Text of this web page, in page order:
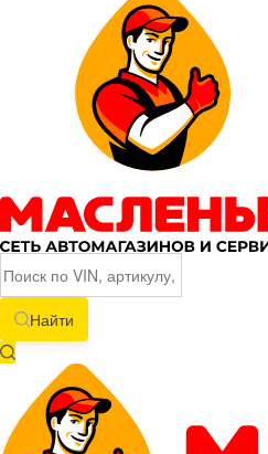
Найти